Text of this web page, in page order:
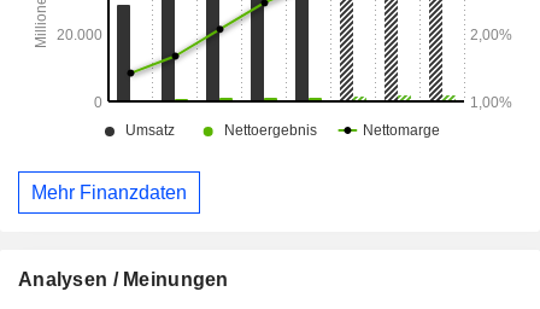
Heizungssystemen, Anlagenplanung, Bau und
Instandhaltung usw.) sowie Industriedienstleistungen
(Analyse industrieller Prozesse, Betrieb, Wartung und
Instandhaltung von Produktionsanlagen), allgemeine
Gebäudeverwaltung und öffentliche Beleuchtung. Der
Nettoumsatz verteilt sich geografisch wie folgt: Frankreich
Spanien (6,8 %), Polen (6,8 %), Vereinigtes Königreich (6,7
%), Tschechische Republik (4,9 %), Australien (4,6 %),
Hongkong (1,3 %), Slowakei (1,1 %) und sonstige (16,3 %).
Mehr Finanzdaten
Analysen / Meinungen